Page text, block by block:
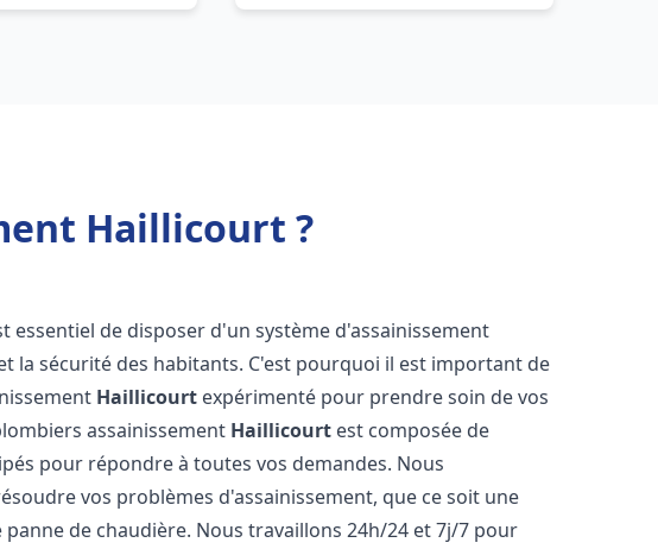
Haillicourt ?
essentiel de disposer d'un système d'assainissement
la sécurité des habitants. C'est pourquoi il est important de
Haillicourt expérimenté pour prendre soin de vos
assainissement Haillicourt est composée de
pour répondre à toutes vos demandes. Nous
vos problèmes d'assainissement, que ce soit une
de chaudière. Nous travaillons 24h/24 et 7j/7 pour